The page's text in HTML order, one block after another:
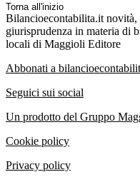
Torna all'inizio
Bilancioecontabilita.it novità,
giurisprudenza in materia di
locali di Maggioli Editore
Abbonati a
Seguici sui social
Un prodotto del Gruppo
Cookie policy
Privacy policy